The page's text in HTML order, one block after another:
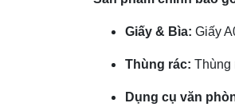
Giấy & Bìa: Giấy
Thùng rác: Thùng
Dụng cụ văn